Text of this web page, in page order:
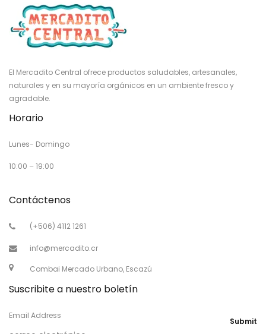
El Mercadito Central ofrece productos saludables, artesanales,
naturales y en su mayoría orgánicos en un ambiente fresco y
agradable.
Horario
Lunes- Domingo
10:00 – 19:00
Contáctenos
(+506) 4112 1261
info@mercadito.cr
Combai Mercado Urbano, Escazú
Suscribite a nuestro boletín
Email Address
Submit